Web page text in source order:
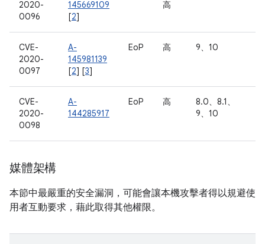
2020-
0096
145669109
[2]
高
CVE-
2020-
0097
A-
145981139
[2] [3]
EoP 高 9、10
CVE-
2020-
0098
A-
144285917
EoP 高
8.0、8.1、
9、10
媒體架構
本節中最嚴重的安全漏洞，可能會讓本機攻擊者得以規避使
用者互動要求，藉此取得其他權限。